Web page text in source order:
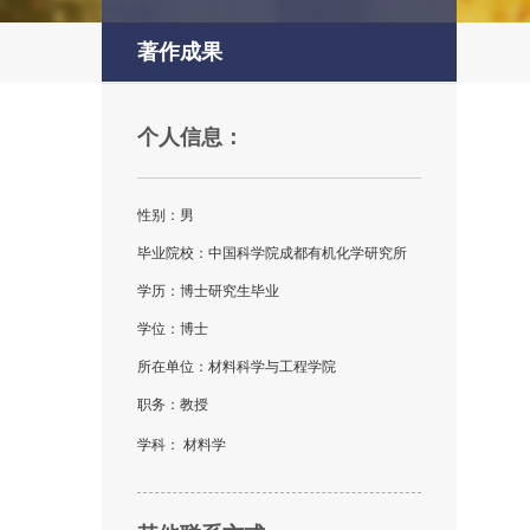
著作成果
个人信息：
性别：男
毕业院校：中国科学院成都有机化学研究所
学历：博士研究生毕业
学位：博士
所在单位：材料科学与工程学院
职务：教授
学科： 材料学